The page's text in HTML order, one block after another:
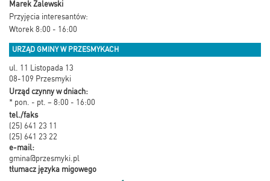
Marek Zalewski
Przyjęcia interesantów:
Wtorek 8:00 - 16:00
URZĄD GMINY W PRZESMYKACH
ul. 11 Listopada 13
08-109 Przesmyki
Urząd czynny w dniach:
* pon. - pt. – 8:00 - 16:00
tel./faks
(25) 641 23 11
(25) 641 23 22
e-mail:
gmina@przesmyki.pl
tłumacz języka migowego